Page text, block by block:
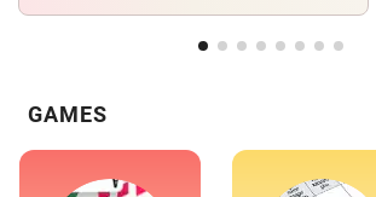
GAMES